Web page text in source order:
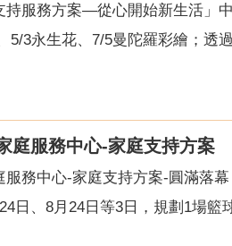
持服務方案—從心開始新生活」
5/3永生花、7/5曼陀羅彩繪；透
庭服務中心-家庭支持方案
服務中心-家庭支持方案-圓滿落
日、8月24日等3日，規劃1場